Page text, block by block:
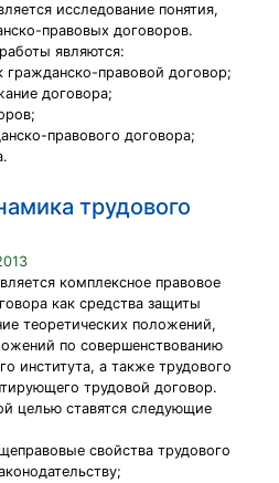
исследование понятия,
правовых договоров.
являются:
гражданско-правовой договор;
договора;
правового договора;
трудового
комплексное правовое
как средства защиты
теоретических положений,
по совершенствованию
института, а также трудового
трудовой договор.
целью ставятся следующие
свойства трудового